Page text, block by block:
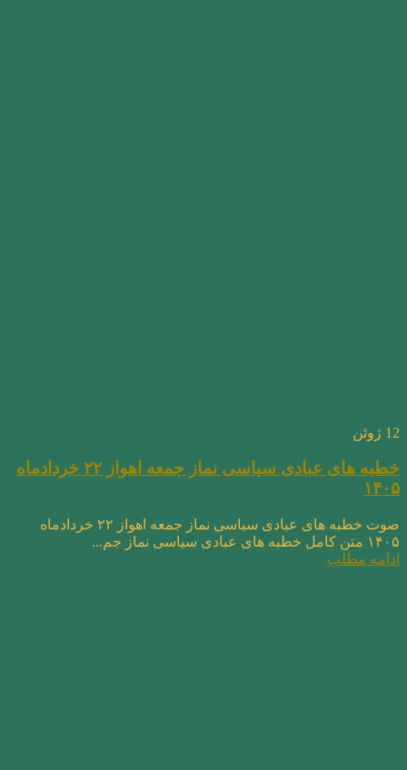
12 ژوئن
خطبه های عبادی سیاسی نماز جمعه اهواز ۲۲ خردادماه
۱۴۰۵
صوت خطبه های عبادی سیاسی نماز جمعه اهواز ۲۲ خردادماه
۱۴۰۵ متن کامل خطبه های عبادی سیاسی نماز جم...
ادامه مطلب